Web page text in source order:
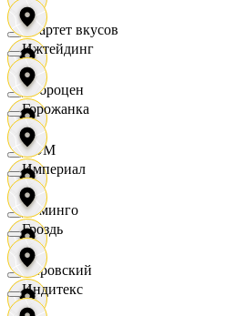
Квартет вкусов
Доброцен
ДОМ
Доминго
Кировский
Ижтейдинг
Горожанка
Империал
Гроздь
Индитекс